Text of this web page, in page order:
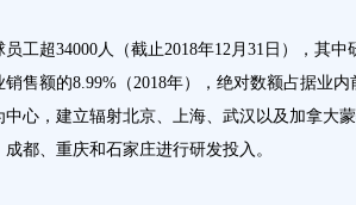
工超34000人（截止2018年12月31日），其
销售额的8.99%（2018年），绝对数额占据业
中心，建立辐射北京、上海、武汉以及加拿大
都、重庆和石家庄进行研发投入。